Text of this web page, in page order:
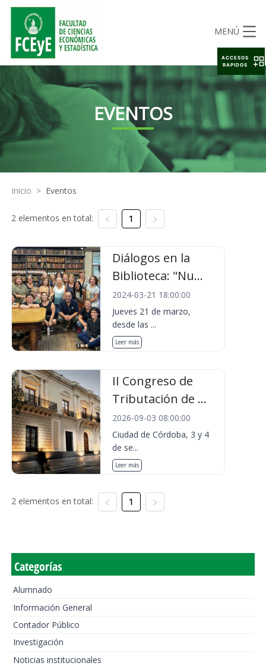
MENÚ
EVENTOS
Inicio > Eventos
2 elementos en total: 1
Diálogos en la
Biblioteca: "Nu...
2024-03-21 18:00:00
Jueves 21 de marzo,
desde las ...
Leer más
II Congreso de
Tributación de ...
2026-09-03 08:00:00
Ciudad de Córdoba, 3 y 4
de se...
Leer más
2 elementos en total: 1
Categorías
Alumnado
Información General
Contador Público
Investigación
Noticias institucionales
ACCESOS
RAPIDOS